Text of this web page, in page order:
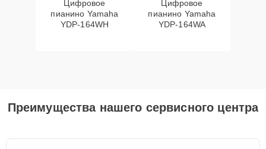
Цифровое
пианино Yamaha
YDP-164WH
Цифровое
пианино Yamaha
YDP-164WA
Преимущества нашего сервисного центра